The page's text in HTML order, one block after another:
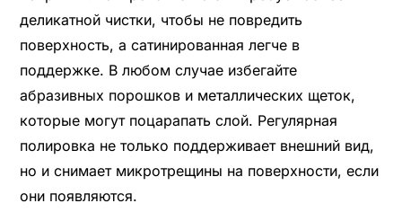
деликатной чистки, чтобы не повредить
поверхность, а сатинированная легче в
поддержке. В любом случае избегайте
абразивных порошков и металлических щеток,
которые могут поцарапать слой. Регулярная
полировка не только поддерживает внешний вид,
но и снимает микротрещины на поверхности, если
они появляются.